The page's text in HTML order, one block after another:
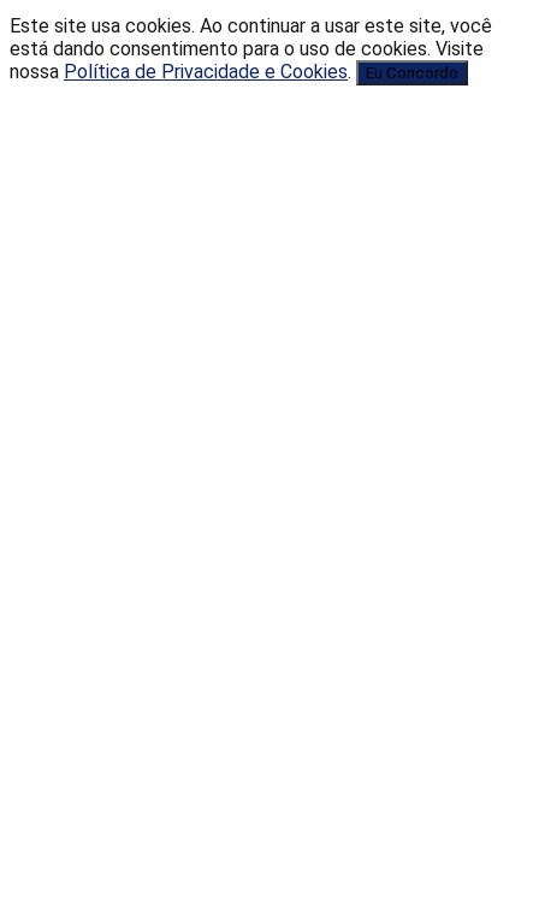
Este site usa cookies. Ao continuar a usar este site, você
está dando consentimento para o uso de cookies. Visite
nossa Política de Privacidade e Cookies. Eu Concordo